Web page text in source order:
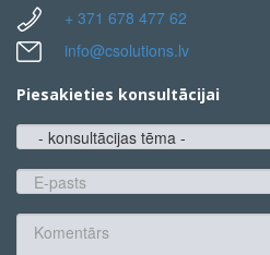
+ 371 678 477 62
info@csolutions.lv
Piesakieties konsultācijai
konsultācijas
tēma
E-
pasts